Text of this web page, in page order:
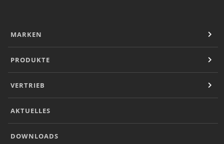
MARKEN
PRODUKTE
VERTRIEB
AKTUELLES
DOWNLOADS